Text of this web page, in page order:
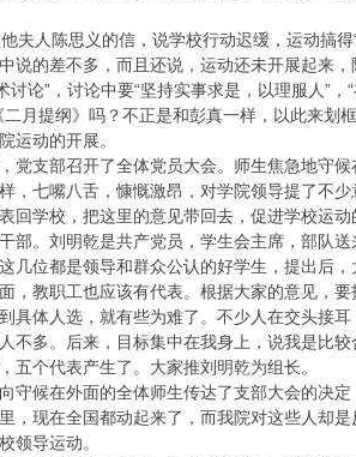
夫人陈思义的信，说学校行动迟缓，运动搞
说的差不多，而且还说，运动还未开展起来
讨论”，讨论中要“坚持实事求是，以理服人”
二月提纲》吗？不正是和彭真一样，以此来划
运动的开展。
党支部召开了全体党员大会。师生焦急地守
，七嘴八舌，慷慨激昂，对学院领导提了不
回学校，把这里的意见带回去，促进学校运
部。刘明乾是共产党员，学生会主席，部队
几位都是领导和群众公认的好学生，提出后，
，教职工也应该有代表。根据大家的意见，
具体人选，就有些为难了。不少人在交头接
不多。后来，目标集中在我身上，说我是比
五个代表产生了。大家推刘明乾为组长。
守候在外面的全体师生传达了支部大会的决
，现在全国都动起来了，而我院对这些人却
领导运动。